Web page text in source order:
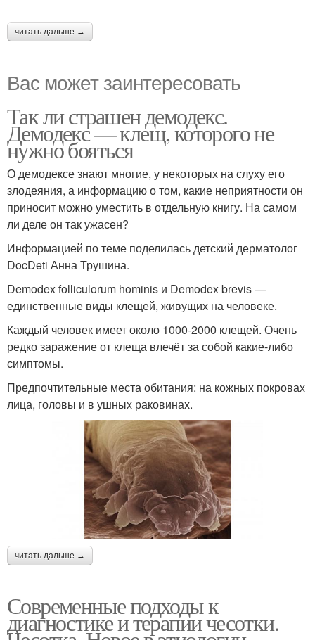
читать дальше →
Вас может заинтересовать
Так ли страшен демодекс.
Демодекс — клещ, которого не
нужно бояться
О демодексе знают многие, у некоторых на слуху его
злодеяния, а информацию о том, какие неприятности он
приносит можно уместить в отдельную книгу. На самом
ли деле он так ужасен?
Информацией по теме поделилась детский дерматолог
DocDeti Анна Трушина.
Demodex folliculorum hominis и Demodex brevis —
единственные виды клещей, живущих на человеке.
Каждый человек имеет около 1000-2000 клещей. Очень
редко заражение от клеща влечёт за собой какие-либо
симптомы.
Предпочтительные места обитания: на кожных покровах
лица, головы и в ушных раковинах.
читать дальше →
Современные подходы к
диагностике и терапии чесотки.